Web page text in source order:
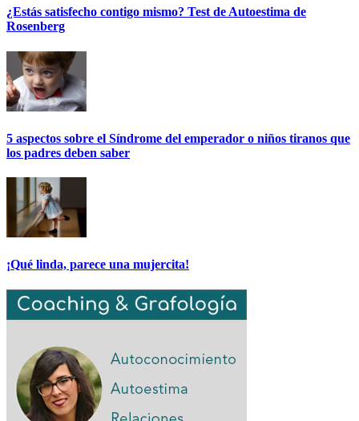
¿Estás satisfecho contigo mismo? Test de Autoestima de
Rosenberg
5 aspectos sobre el Síndrome del emperador o niños tiranos que
los padres deben saber
¡Qué linda, parece una mujercita!